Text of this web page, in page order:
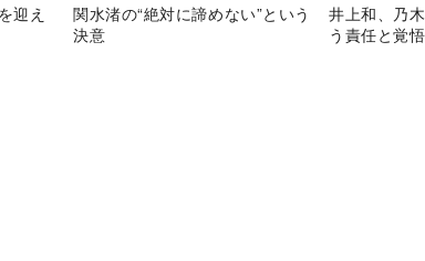
迎え
関水渚の“絶対に諦めない”という
決意
井上和、乃
う責任と覚悟